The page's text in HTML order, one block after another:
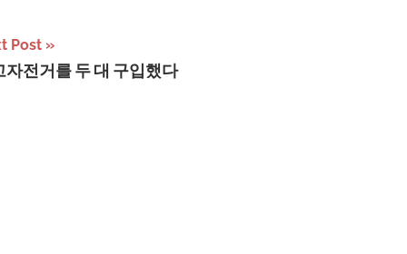
Post
자전거를 두 대 구입했다